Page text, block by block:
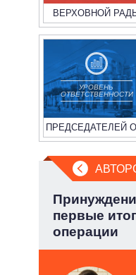
ВЕРХОВНОЙ
УРОВЕНЬ
ОТВЕТСТВЕННОСТИ
ПРЕДСЕДАТЕЛЕЙ
первые
операции